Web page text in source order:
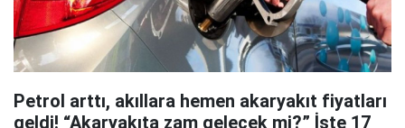
Petrol arttı, akıllara hemen akaryakıt fiyatları
geldi! “Akaryakıta zam gelecek mi?” İşte 17